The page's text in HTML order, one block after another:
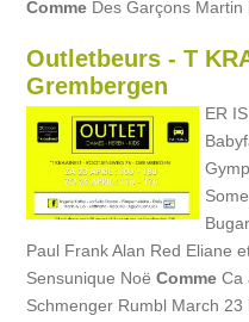
Comme Des Garçons Martin
Outletbeurs - T
Grembergen
ER
Paul Frank Alan Red Eliane
Sensunique NoëComme Ca
Schmenger Rumbl March